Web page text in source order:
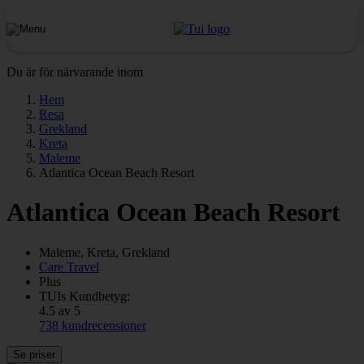
Du är för närvarande inom
Hem
Resa
Grekland
Kreta
Maleme
Atlantica Ocean Beach Resort
Atlantica Ocean Beach Resort
Maleme, Kreta, Grekland
Care Travel
Plus
TUIs Kundbetyg:
4.5 av 5
738 kundrecensioner
Se priser